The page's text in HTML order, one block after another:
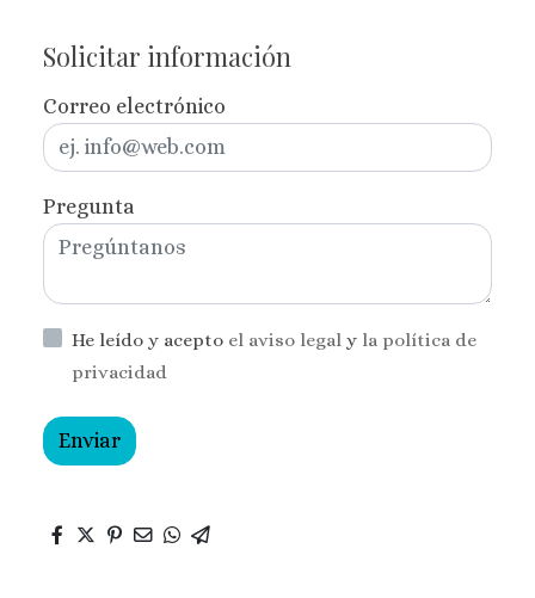
Solicitar información
Correo electrónico
Pregunta
He leído y acepto el aviso legal y la política de
privacidad
Enviar